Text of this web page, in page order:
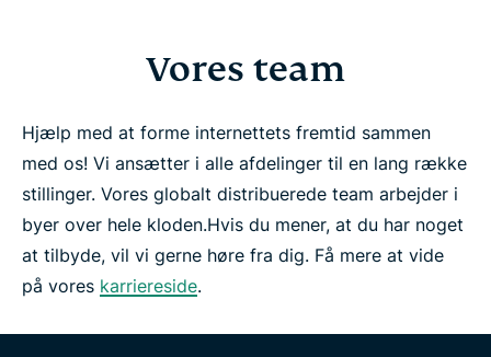
Vores team
Hjælp med at forme internettets fremtid sammen
med os! Vi ansætter i alle afdelinger til en lang række
stillinger. Vores globalt distribuerede team arbejder i
byer over hele kloden.Hvis du mener, at du har noget
at tilbyde, vil vi gerne høre fra dig. Få mere at vide
på vores karriereside.